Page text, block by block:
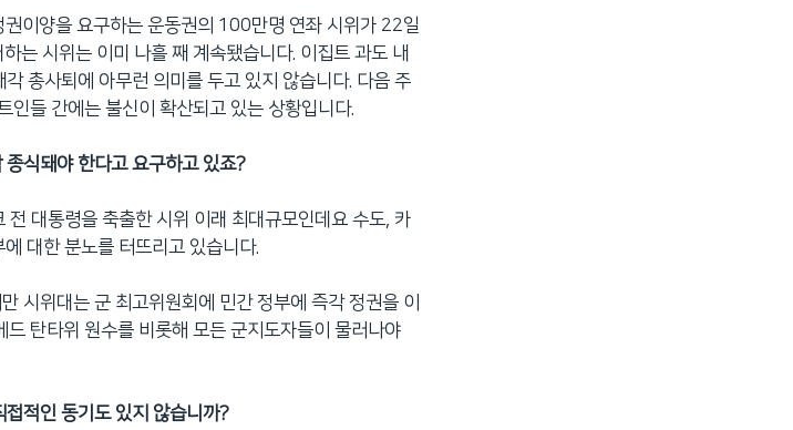
이양을 요구하는 운동권의 100만명 연좌 시위가 22일
는 시위는 이미 나흘 째 계속됐습니다. 이집트 과도 내
총사퇴에 아무런 의미를 두고 있지 않습니다. 다음 주
인들 간에는 불신이 확산되고 있는 상황입니다.
식돼야 한다고 요구하고 있죠?
대통령을 축출한 시위 이래 최대규모인데요 수도, 카
대한 분노를 터뜨리고 있습니다.
시위대는 군 최고위원회에 민간 정부에 즉각 정권을 이
탄타위 원수를 비롯해 모든 군지도자들이 물러나야
적인 동기도 있지 않습니까?